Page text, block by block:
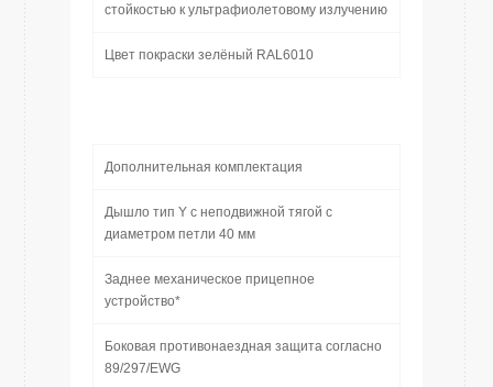
стойкостью к ультрафиолетовому излучению
Цвет покраски зелёный RAL6010
Дополнительная комплектация
Дышло тип Y с неподвижной тягой с
диаметром петли 40 мм
Заднее механическое прицепное
устройство*
Боковая противонаездная защита согласно
89/297/EWG